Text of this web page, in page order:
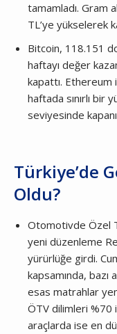
tamamladı. Gram
TL’ye yükselerek
Bitcoin, 118.151
haftayı değer
kapattı. Ethereum
haftada sınırlı bir
seviyesinde
Türkiye’de
Oldu?
Otomotivde Özel
yeni düzenleme
yürürlüğe girdi.
kapsamında, bazı
esas matrahlar
ÖTV dilimleri %70
araçlarda ise en